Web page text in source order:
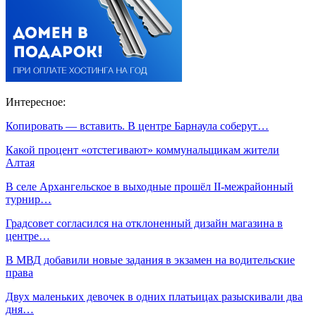
Интересное:
Копировать — вставить. В центре Барнаула соберут…
Какой процент «отстегивают» коммунальщикам жители
Алтая
В селе Архангельское в выходные прошёл II-межрайонный
турнир…
Градсовет согласился на отклоненный дизайн магазина в
центре…
В МВД добавили новые задания в экзамен на водительские
права
Двух маленьких девочек в одних платьицах разыскивали два
дня…